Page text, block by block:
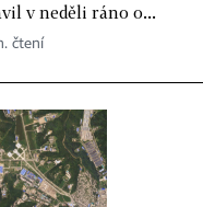
v neděli ráno o...
čtení